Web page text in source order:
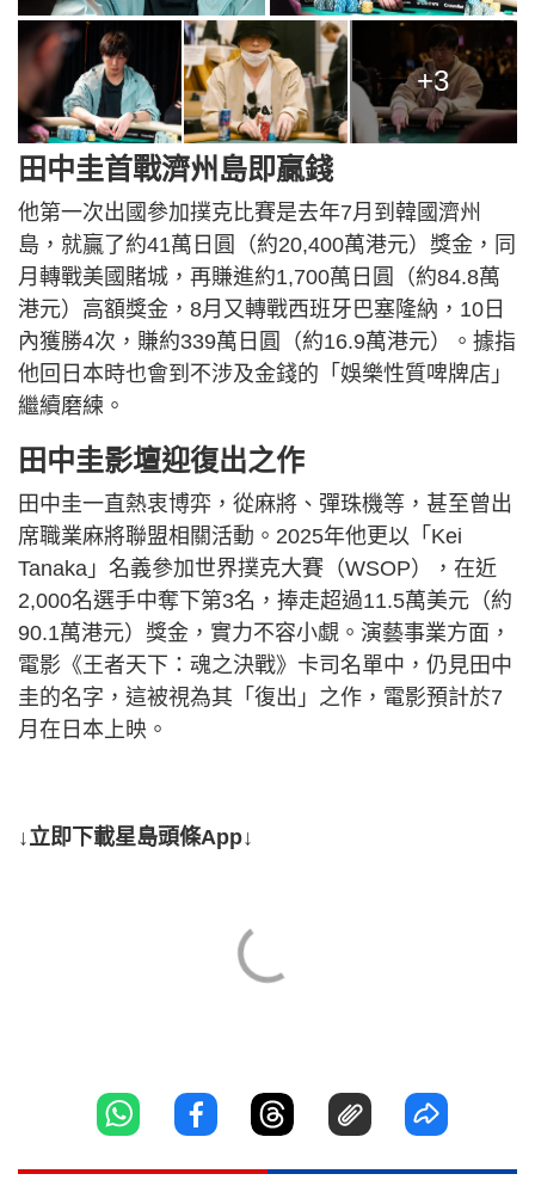
+3
田中圭首戰濟州島即贏錢
他第一次出國參加撲克比賽是去年7月到韓國濟州
島，就贏了約41萬日圓（約20,400萬港元）獎金，同
月轉戰美國賭城，再賺進約1,700萬日圓（約84.8萬
港元）高額獎金，8月又轉戰西班牙巴塞隆納，10日
內獲勝4次，賺約339萬日圓（約16.9萬港元）。據指
他回日本時也會到不涉及金錢的「娛樂性質啤牌店」
繼續磨練。
田中圭影壇迎復出之作
田中圭一直熱衷博弈，從麻將、彈珠機等，甚至曾出
席職業麻將聯盟相關活動。2025年他更以「Kei
Tanaka」名義參加世界撲克大賽（WSOP），在近
2,000名選手中奪下第3名，捧走超過11.5萬美元（約
90.1萬港元）獎金，實力不容小覷。演藝事業方面，
電影《王者天下：魂之決戰》卡司名單中，仍見田中
圭的名字，這被視為其「復出」之作，電影預計於7
月在日本上映。
↓立即下載星島頭條App↓